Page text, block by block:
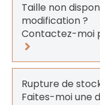
Taille non
modification ?
Contactez-moi
Rupture de
Faites-moi une